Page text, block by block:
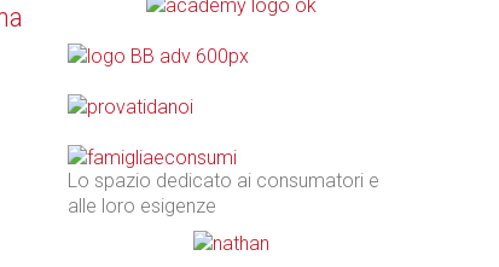
Lo spazio dedicato ai consumatori e
alle loro esigenze